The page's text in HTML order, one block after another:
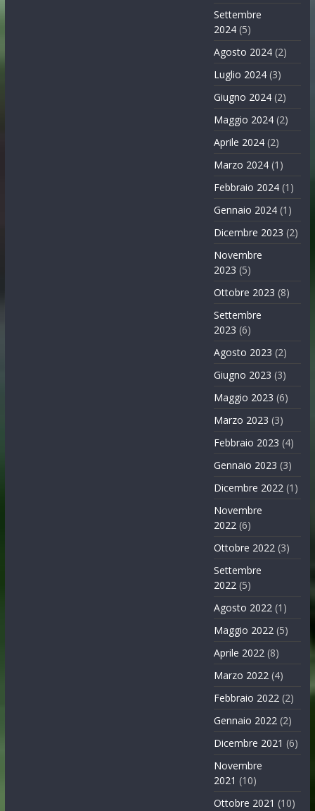
Settembre
2024 (5)
Agosto 2024 (2)
Luglio 2024 (3)
Giugno 2024 (2)
Maggio 2024 (2)
Aprile 2024 (2)
Marzo 2024 (1)
Febbraio 2024 (1)
Gennaio 2024 (1)
Dicembre 2023 (2)
Novembre
2023 (5)
Ottobre 2023 (8)
Settembre
2023 (6)
Agosto 2023 (2)
Giugno 2023 (3)
Maggio 2023 (6)
Marzo 2023 (3)
Febbraio 2023 (4)
Gennaio 2023 (3)
Dicembre 2022 (1)
Novembre
2022 (6)
Ottobre 2022 (3)
Settembre
2022 (5)
Agosto 2022 (1)
Maggio 2022 (5)
Aprile 2022 (8)
Marzo 2022 (4)
Febbraio 2022 (2)
Gennaio 2022 (2)
Dicembre 2021 (6)
Novembre
2021 (10)
Ottobre 2021 (10)